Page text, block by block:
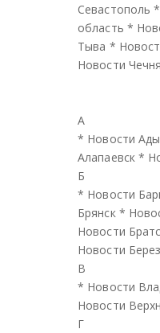
Севастополь *
область *
Тыва *
Новости Чечня
А
* Новости
Алапаевск*
Б
* Новости
Брянск*
Новости
Новости
В
* Новости
Новости
Г